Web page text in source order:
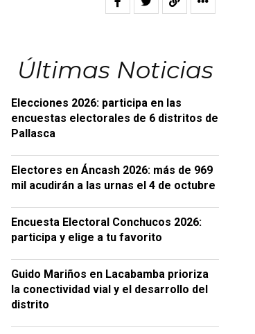
Últimas Noticias
Elecciones 2026: participa en las
encuestas electorales de 6 distritos de
Pallasca
Electores en Áncash 2026: más de 969
mil acudirán a las urnas el 4 de octubre
Encuesta Electoral Conchucos 2026:
participa y elige a tu favorito
Guido Mariños en Lacabamba prioriza
la conectividad vial y el desarrollo del
distrito